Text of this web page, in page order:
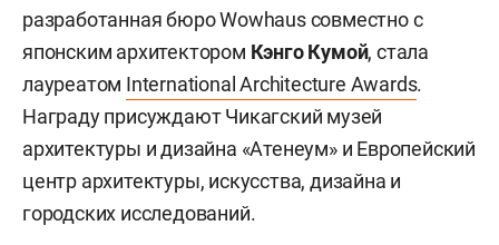
разработанная бюро Wowhaus совместно с
японским архитектором Кэнго Кумой, стала
лауреатом International Architecture Awards.
Награду присуждают Чикагский музей
архитектуры и дизайна «Атенеум» и Европейский
центр архитектуры, искусства, дизайна и
городских исследований.